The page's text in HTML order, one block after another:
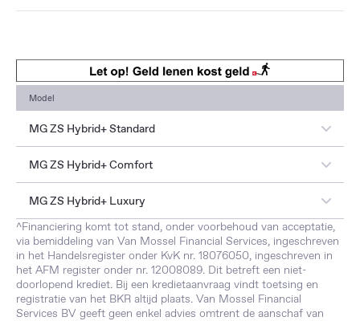
Model
MG ZS Hybrid+ Standard
Aankoopprijs
€ 26.850,00
Inruil / aanbetaling
€ 6.800,00
Kredietsom
Looptijd in maanden
60
Totaal te betalen
€ 22.158,60
Maandlast
€ 235,06
Vaste debetrentev
2,99%
MG ZS Hybrid+ Comfort
Aankoopprijs
€ 29.150,00
Inruil / aanbetaling
€ 7.287,50
Kredietsom
€ 21.862,50
Looptijd in maanden
Totaal te betalen
€ 24.159,00
MG ZS Hybrid+ Luxury
Aankoopprijs
€ 31.150,00
Inruil / aanbetaling
€ 7.787,50
Kredietsom
€ 23.362,50
Looptijd in maanden
60
^Financiering komt tot stand, onder voorbehoud van acceptatie,
via bemiddeling van Van Mossel Financial Services, ingeschreven
in het Handelsregister onder KvK nr. 18076050, ingeschreven in
het AFM register onder nr. 12008089. Dit betreft een niet-
doorlopend krediet. Bij een kredietaanvraag vindt toetsing en
registratie van het BKR altijd plaats. Van Mossel Financial
Services BV geeft geen enkel advies omtrent de aanschaf van